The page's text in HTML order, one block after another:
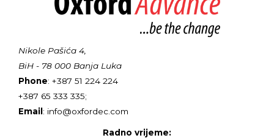
Nikole Pašića 4,
BiH - 78 000 Banja Luka
Phone: +387 51 224 224
+387 65 333 335;
Email: info@oxfordec.com
Radno vrijeme: